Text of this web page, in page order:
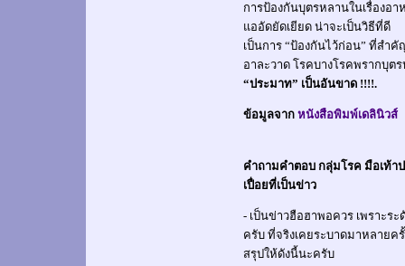
การป้องกันบุตรหลานในเรื่องอ
แออัดยัดเยียด น่าจะเป็นวิธีที่ดี
เป็นการ “ป้องกันไว้ก่อน” ที่สำ
อาละวาด โรคบางโรคพรากบุต
“ประมาท” เป็นอันขาด !!!!.
ข้อมูลจาก หนังสือพิมพ์เดลินิวส์
คำถามคำตอบ กลุ่มโรค มือเท้า
เปื่อยที่เป็นข่าว
- เป็นข่าวฮือฮาพอควร เพราะร
ครับ ที่จริงเคยระบาดมาหลายค
สรุปให้ดังนี้นะครับ